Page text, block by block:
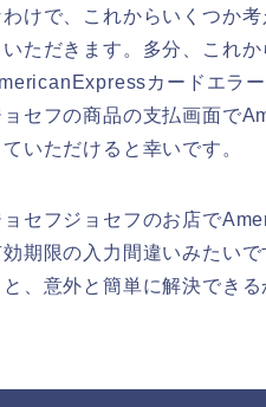
わけで、これからいくつか
ただきます。多分、これ
カードエラ
ョセフの商品の支払画面で
いただけると幸いです。
ョセフジョセフのお店で
効期限の入力間違いみたい
、意外と簡単に解決でき